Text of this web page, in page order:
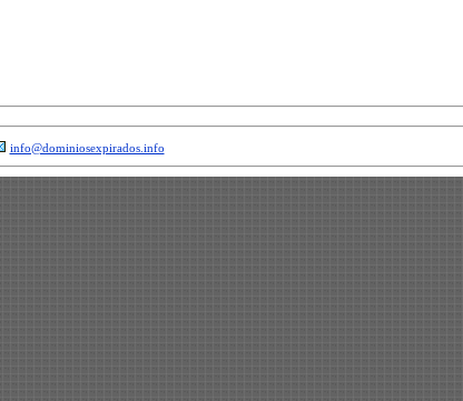
info@dominiosexpirados.info